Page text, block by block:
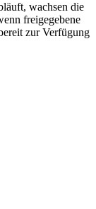
wachsen die
freigegebene
zur Verfügung